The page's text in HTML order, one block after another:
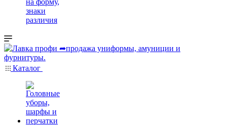
на форму,
знаки
различия
Каталог